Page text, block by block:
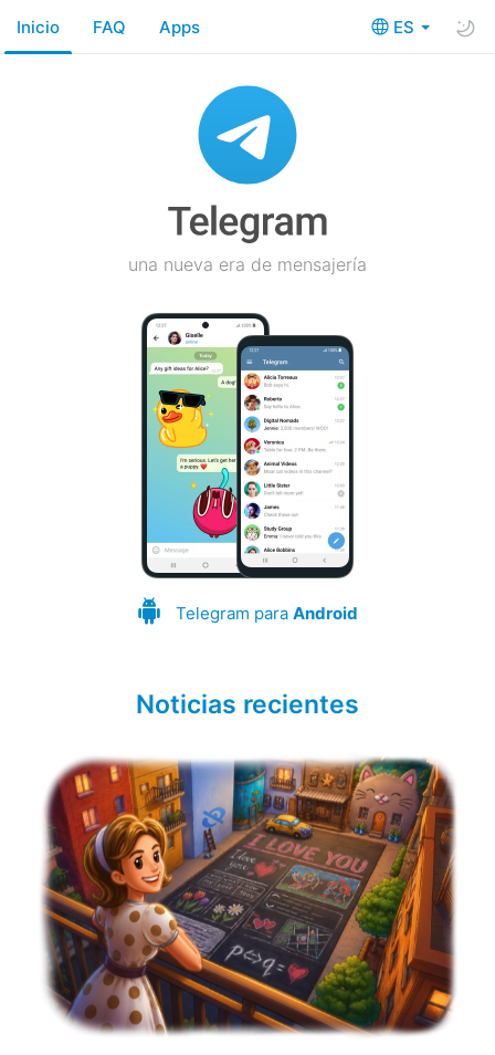
ES
Inicio FAQ Apps
una nueva era de mensajería
Telegram para Android
Noticias recientes